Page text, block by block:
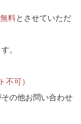
料とさせていただ
。
可）
の他お問い合わせ